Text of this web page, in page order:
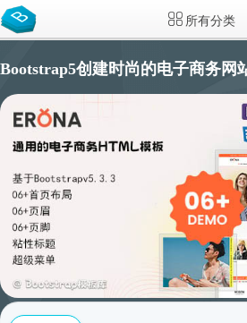
所有分类
Bootstrap5创建时尚的电子商务网